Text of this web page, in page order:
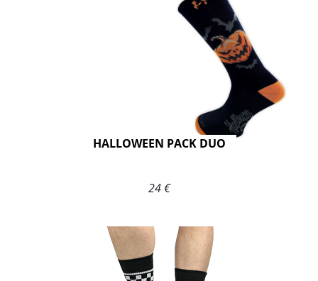
HALLOWEEN PACK DUO
24 €